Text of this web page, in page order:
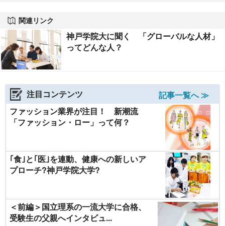
関連リンク
神戸学院大に聞く 「グローバルな人材」
ってどんな人？
注目コンテンツ
記事一覧へ ≫
ファッション業界が注目！ 新潮流
「ファッション・ロー」って何？
｢食｣と｢医｣を連動、健康への新しいア
プローチ?神戸学院大学?
＜前編＞国立理系の一流大学に合格、
受験生の父親へインタビュ...